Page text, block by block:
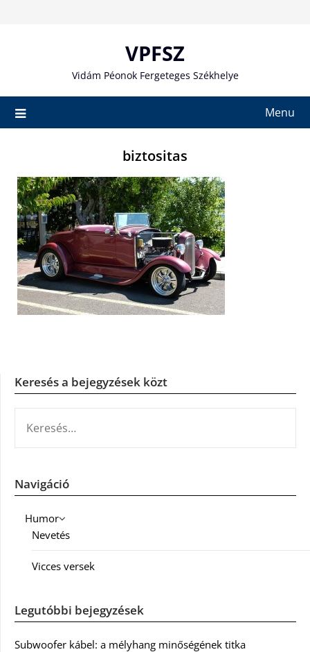
VPFSZ
Vidám Péonok Fergeteges Székhelye
Menu
biztositas
Keresés a bejegyzések közt
Navigáció
Humor
Nevetés
Vicces versek
Legutóbbi bejegyzések
Subwoofer kábel: a mélyhang minőségének titka